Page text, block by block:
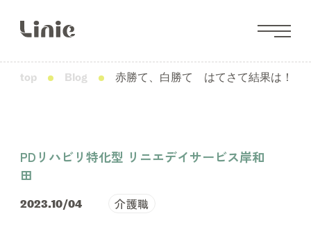
top Blog 赤勝て、白勝て はてさて結果は！？
PDリハビリ特化型 リニエデイサービス岸和
田
2023.10/04 介護職